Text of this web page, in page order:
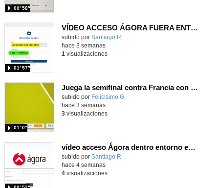
00′ 58″
VÍDEO ACCESO ÁGORA FUERA ENTORNO ESCUELA
Contenido educativo.
subido por Santiago R.
01′ 57″
hace 3 semanas
1 visualizaciones
Juega la semifinal contra Francia con un juego utilizando el ángulo para centrar a Nico Williams
Contenido educativo.
subido por Felicisimo G.
01′ 0″
hace 3 semanas
3visualizaciones
vídeo acceso Ágora dentro entorno escuela
Contenido educativo.
subido por Santiago R.
hace 4 semanas
4visualizaciones